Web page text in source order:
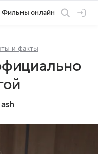
Фильмы онлайн
и факты